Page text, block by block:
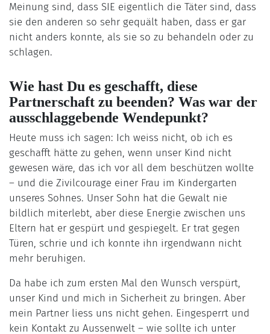
Meinung sind, dass SIE eigentlich die Täter sind, dass
sie den anderen so sehr gequält haben, dass er gar
nicht anders konnte, als sie so zu behandeln oder zu
schlagen.
Wie hast Du es geschafft, diese
Partnerschaft zu beenden? Was war der
ausschlaggebende Wendepunkt?
Heute muss ich sagen: Ich weiss nicht, ob ich es
geschafft hätte zu gehen, wenn unser Kind nicht
gewesen wäre, das ich vor all dem beschützen wollte
– und die Zivilcourage einer Frau im Kindergarten
unseres Sohnes. Unser Sohn hat die Gewalt nie
bildlich miterlebt, aber diese Energie zwischen uns
Eltern hat er gespürt und gespiegelt. Er trat gegen
Türen, schrie und ich konnte ihn irgendwann nicht
mehr beruhigen.
Da habe ich zum ersten Mal den Wunsch verspürt,
unser Kind und mich in Sicherheit zu bringen. Aber
mein Partner liess uns nicht gehen. Eingesperrt und
kein Kontakt zu Aussenwelt – wie sollte ich unter